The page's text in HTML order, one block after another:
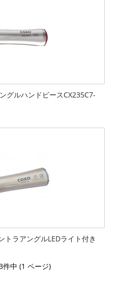
グルハンドピースCX235C7-
トラアングルLEDライト付き
件中 (1 ページ)